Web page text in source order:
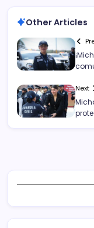
Other Articles
Next